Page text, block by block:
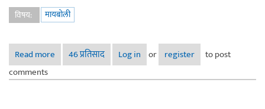
विषय: मायबोली
Read more
about 'निरभ्र': लिंगनिरपेक्ष ओळख-मैत्री परिसंवाद विशेषांक प्रसिद्ध
झाला
46 प्रतिसाद Log in or register
to post
comments